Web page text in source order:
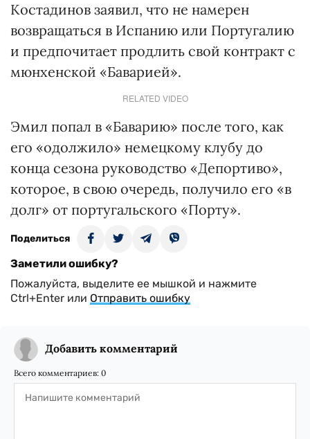
Костадинов заявил, что не намерен
возвращаться в Испанию или Португалию
и предпочитает продлить свой контракт с
мюнхенской «Баварией».
RELATED VIDEO
Эмил попал в «Баварию» после того, как
его «одолжило» немецкому клубу до
конца сезона руководство «Депортиво»,
которое, в свою очередь, получило его «в
долг» от португальского «Порту».
Поделиться
Заметили ошибку?
Пожалуйста, выделите ее мышкой и нажмите
Ctrl+Enter или Отправить ошибку
Добавить комментарий
Всего комментариев: 0